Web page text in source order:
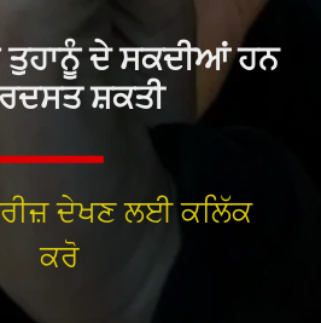
ਦੇਖਣ ਲਈ ਕਲਿੱਕ
ਕਰੋ
ਤੁਹਾਨੂੰ ਦੇ ਸਕਦੀਆਂ ਹਨ
ਸ਼ਕਤੀ